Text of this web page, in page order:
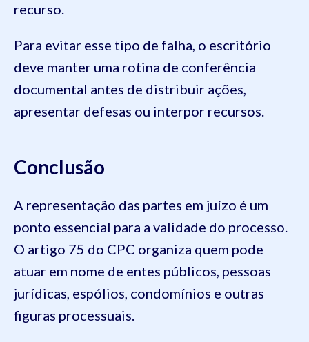
recurso.
Para evitar esse tipo de falha, o escritório
deve manter uma rotina de conferência
documental antes de distribuir ações,
apresentar defesas ou interpor recursos.
Conclusão
A representação das partes em juízo é um
ponto essencial para a validade do processo.
O artigo 75 do CPC organiza quem pode
atuar em nome de entes públicos, pessoas
jurídicas, espólios, condomínios e outras
figuras processuais.